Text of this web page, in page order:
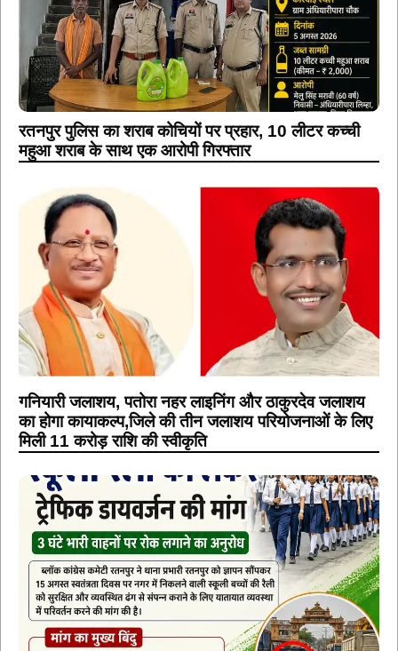
रतनपुर पुलिस का शराब कोचियों पर प्रहार, 10 लीटर कच्ची
महुआ शराब के साथ एक आरोपी गिरफ्तार
गनियारी जलाशय, पतोरा नहर लाइनिंग और ठाकुरदेव जलाशय
का होगा कायाकल्प,जिले की तीन जलाशय परियोजनाओं के लिए
मिली 11 करोड़ राशि की स्वीकृति